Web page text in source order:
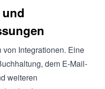
Integrationen. Eine
dem E-Mail-
weiteren